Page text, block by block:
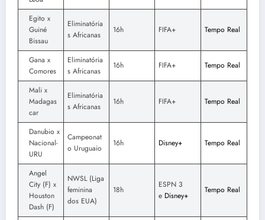
Egito x
Guiné
Bissau
Eliminatória
s Africanas
16h FIFA+ Tempo Real
Gana x
Comores
Eliminatória
s Africanas
16h FIFA+ Tempo Real
Mali x
Madagas
car
Eliminatória
s Africanas
16h FIFA+ Tempo Real
Danubio x
Nacional-
URU
Campeonat
o Uruguaio
16h Disney+ Tempo Real
Angel
City (F) x
Houston
Dash (F)
NWSL (Liga
feminina
dos EUA)
18h
ESPN 3
e Disney+
Tempo Real